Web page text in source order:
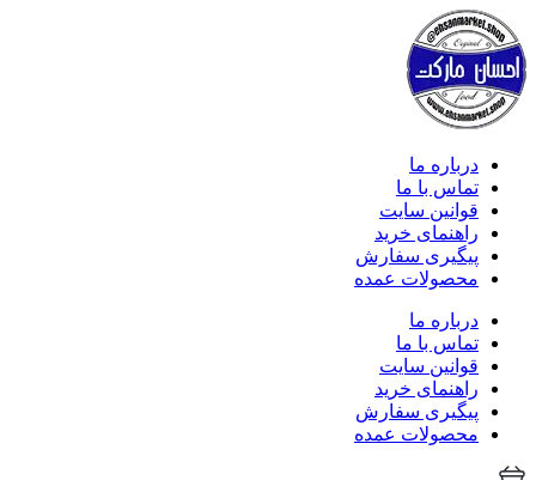
درباره ما
تماس با ما
قوانین سایت
راهنمای خرید
پیگیری سفارش
محصولات عمده
درباره ما
تماس با ما
قوانین سایت
راهنمای خرید
پیگیری سفارش
محصولات عمده